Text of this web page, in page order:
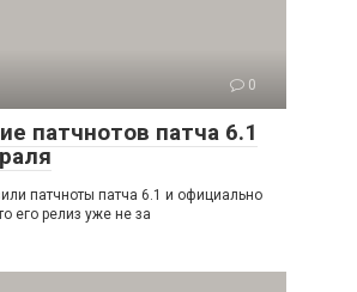
0
патчнотов патча 6.1
патчноты патча 6.1 и официально
его релиз уже не за